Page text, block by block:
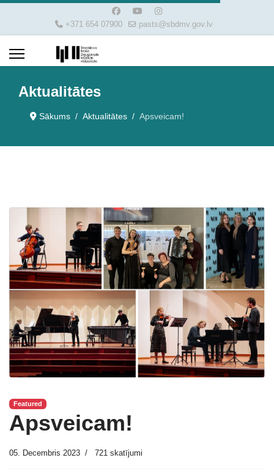
+371 654 07900 pasts@sbdmv.gov.lv
Aktualitātes
Sākums Aktualitātes Apsveicam!
Featured
Apsveicam!
05. Decembris 2023 721 skatījumi